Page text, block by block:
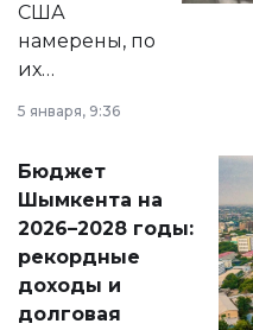
США
намерены, по
их
принести
народу
Венесуэлы.
5 января, 9:36
Бюджет
Шымкента на
2026–2028 годы:
рекордные
доходы и
долговая